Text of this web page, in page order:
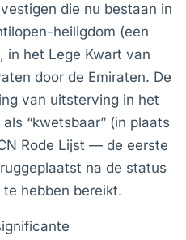
die nu bestaan in
heiligdom (een
in het Lege Kwart van
door de Emiraten. De
van uitsterving in het
“kwetsbaar” (in plaats
Rode Lijst — de eerste
na de status
hebben bereikt.